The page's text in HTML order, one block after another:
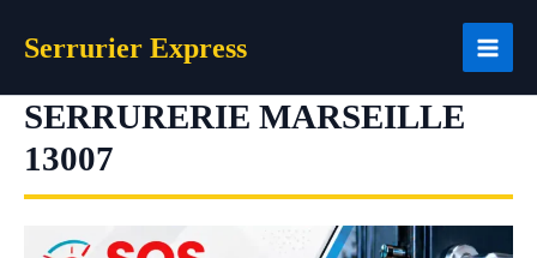
Serrurier Express
SERRURERIE MARSEILLE
13007